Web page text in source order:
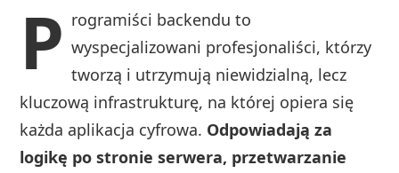
P rogramiści backendu to
wyspecjalizowani profesjonaliści, którzy
tworzą i utrzymują niewidzialną, lecz
kluczową infrastrukturę, na której opiera się
każda aplikacja cyfrowa. Odpowiadają za
logikę po stronie serwera, przetwarzanie